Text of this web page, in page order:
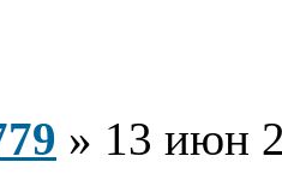
» 13 июн